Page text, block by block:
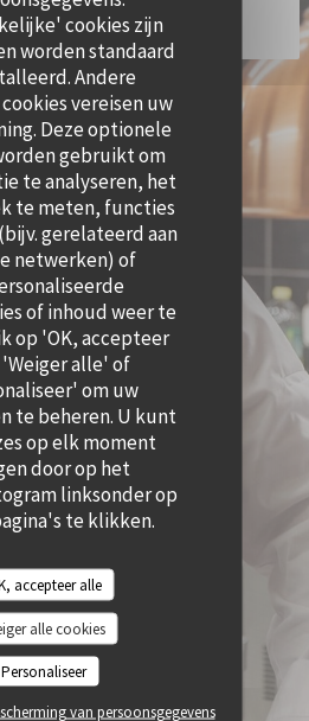
cookies zijn
worden standaard
Andere
vereisen uw
Deze optionele
gebruikt om
te analyseren, het
te meten, functies
gerelateerd aan
netwerken) of
of inhoud weer te
op 'OK, accepteer
alle' of
om uw
te beheren. U kunt
op elk moment
door op het
linksonder op
te klikken.
accepteer alle
alle cookies
Personaliseer
van persoonsgegevens
WEBSITE GECREËERD DOOR ZENCHEF
IN EEN NIEUW VENSTER))
GEBRUIKSVOORWAARDEN
((OPENT IN EEN NIEUW VENSTER))
IN EEN NIEUW VENSTER))
COOKIES BELEID
((OPENT IN EEN NIEUW VENSTER))